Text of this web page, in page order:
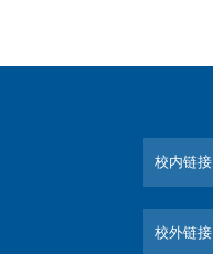
校内链接
校外链接